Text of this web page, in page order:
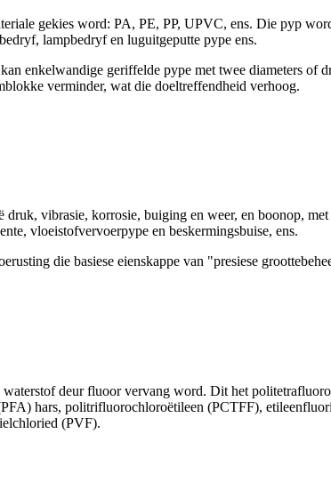
gekies word: PA, PE, PP, UPVC, ens. Die pyp
lampbedryf en luguitgeputte pype ens.
enkelwandige geriffelde pype met twee diameters of
verminder, wat die doeltreffendheid verhoog.
vibrasie, korrosie, buiging en weer, en boonop,
vloeistofvervoerpype en beskermingsbuise, ens.
die basiese eienskappe van "presiese
deur fluoor vervang word. Dit het
hars, politrifluorochloroëtileen (PCTFF),
(PVF).